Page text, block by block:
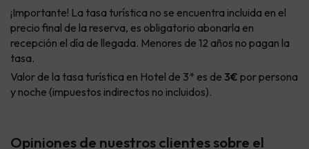
¡Importante! La tasa turística no se encuentra incluida en el
precio final de la reserva, es obligatorio abonarla en
recepción el día de llegada. Menores de 12 años no pagan la
tasa.
Valor de la tasa turística en Hotel de 3* es de 3€ por persona
y noche (impuestos indirectos no incluidos).
Opiniones de nuestros clientes sobre el